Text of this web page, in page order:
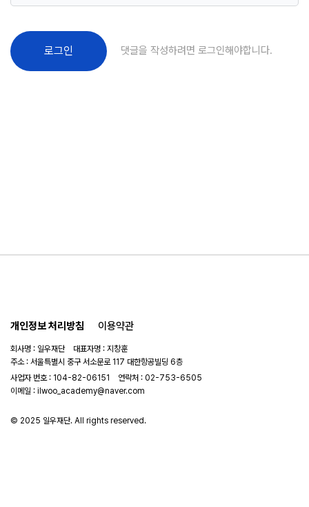
로그인 댓글을 작성하려면 로그인해야합니다.
개인정보 처리방침 이용약관
회사명 : 일우재단 대표자명 : 지창훈
주소 : 서울특별시 중구 서소문로 117 대한항공빌딩 6층
사업자 번호 : 104-82-06151
연락처 : 02-753-6505
이메일 : ilwoo_academy@naver.com
© 2025 일우재단. All rights reserved.